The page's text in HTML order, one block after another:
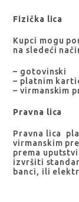
Fizička lica
Kupci mogu
na sledeći
– gotovinski
– platnim
– virmanskim
Pravna lica
Pravna lica
virmanskim
prema
izvršiti
banci, ili